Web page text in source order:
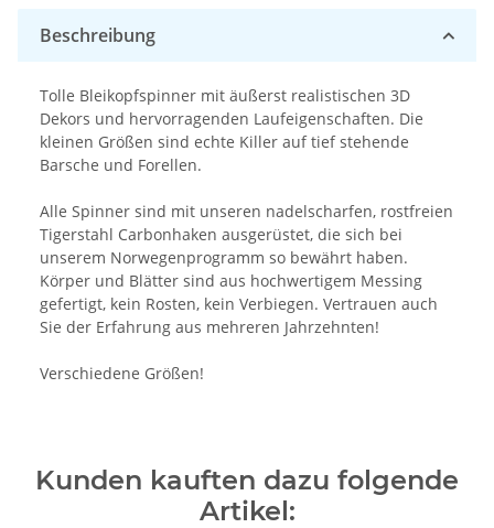
Beschreibung
Tolle Bleikopfspinner mit äußerst realistischen 3D
Dekors und hervorragenden Laufeigenschaften. Die
kleinen Größen sind echte Killer auf tief stehende
Barsche und Forellen.
Alle Spinner sind mit unseren nadelscharfen, rostfreien
Tigerstahl Carbonhaken ausgerüstet, die sich bei
unserem Norwegenprogramm so bewährt haben.
Körper und Blätter sind aus hochwertigem Messing
gefertigt, kein Rosten, kein Verbiegen. Vertrauen auch
Sie der Erfahrung aus mehreren Jahrzehnten!
Verschiedene Größen!
Kunden kauften dazu folgende
Artikel: